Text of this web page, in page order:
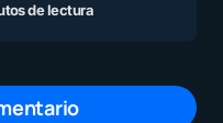
de lectura